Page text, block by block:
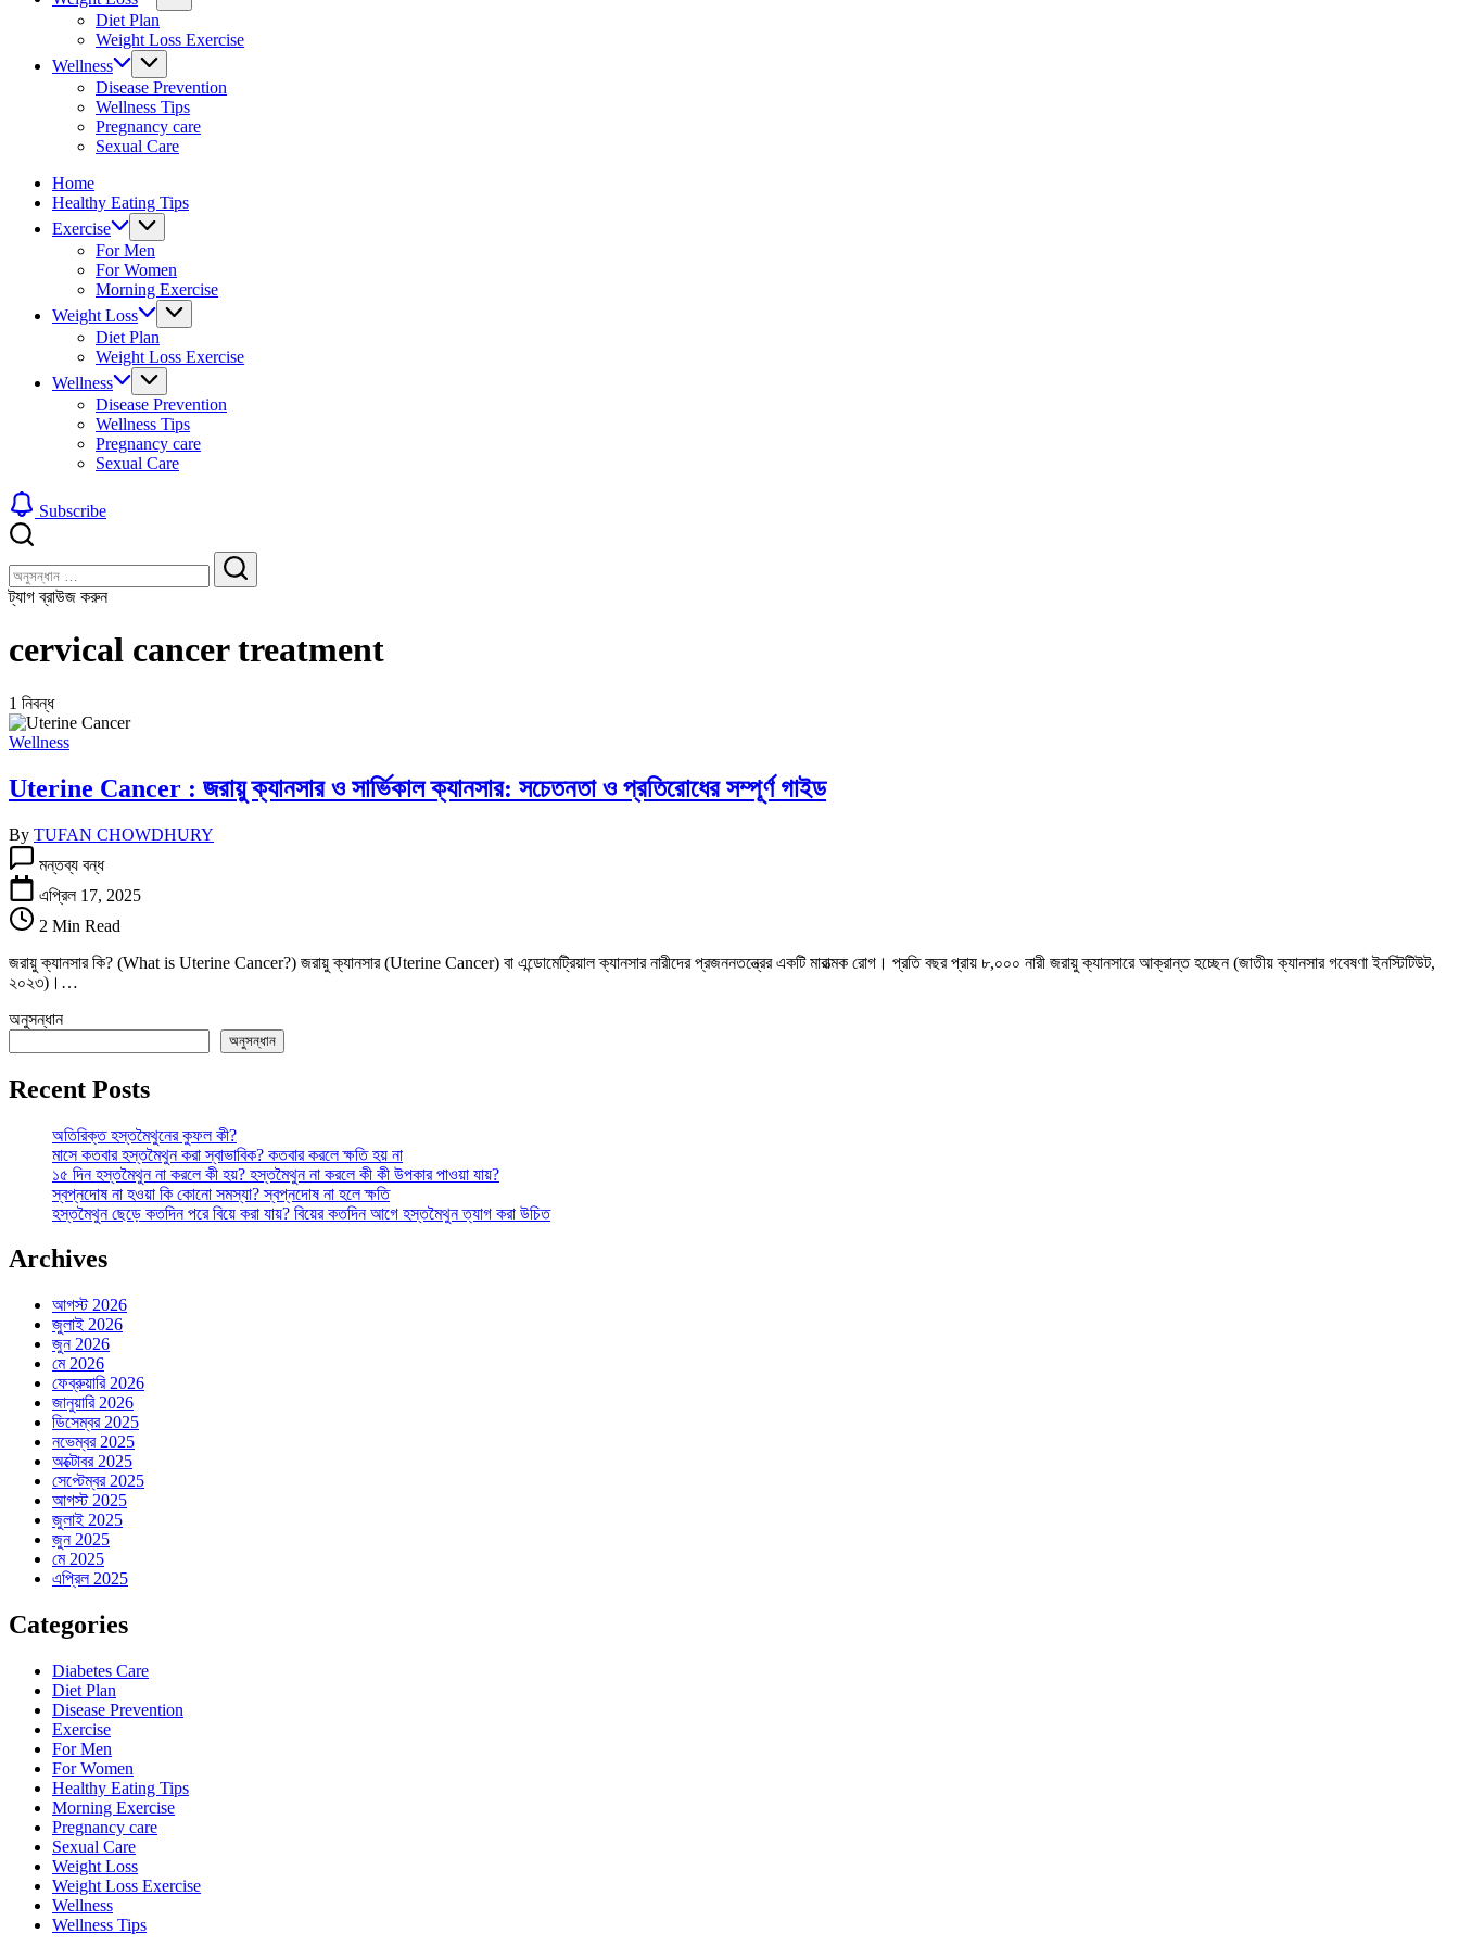
fitness
Diet Plan
Weight Loss Exercise
Wellness
Disease Prevention
Wellness Tips
Pregnancy care
Sexual Care
Home
Healthy Eating Tips
Exercise
For Men
For Women
Morning Exercise
Weight Loss
Diet Plan
Weight Loss Exercise
Wellness
Disease Prevention
Wellness Tips
Pregnancy care
Sexual Care
Subscribe
করুন
খুঁজুন
খুঁজুন
ট্যাগ ব্রাউজ করুন
cervical cancer treatment
1 নিবন্ধ
Wellness
Uterine Cancer : জরায়ু ক্যানসার ও সার্ভিকাল ক্যানসার: সচেতনতা ও প্রতিরোধের সম্পূর্ণ গাইড
By TUFAN CHOWDHURY
Cancer
:
জরায়ু
ক্যানসার
সার্ভিকাল
ক্যানসার:
সচেতনতা
ও
প্রতিরোধের
গাইড
মন্তব্য বন্ধ
এপ্রিল 17, 2025
2 Min Read
জরায়ু ক্যানসার কি? (What is Uterine Cancer?) জরায়ু ক্যানসার (Uterine Cancer) বা এন্ডোমেট্রিয়াল ক্যানসার নারীদের প্রজননতন্ত্রের একটি মারাত্মক রোগ। প্রতি বছর প্রায় ৮,০০০ নারী জরায়ু ক্যানসারে আক্রান্ত হচ্ছেন (জাতীয় ক্যানসার গবেষণা ইনস্টিটিউট,
২০২৩)।…
অনুসন্ধান
অনুসন্ধান
Recent Posts
অতিরিক্ত হস্তমৈথুনের কুফল কী?
মাসে কতবার হস্তমৈথুন করা স্বাভাবিক? কতবার করলে ক্ষতি হয় না
১৫ দিন হস্তমৈথুন না করলে কী হয়? হস্তমৈথুন না করলে কী কী উপকার পাওয়া যায়?
স্বপ্নদোষ না হওয়া কি কোনো সমস্যা? স্বপ্নদোষ না হলে ক্ষতি
হস্তমৈথুন ছেড়ে কতদিন পরে বিয়ে করা যায়? বিয়ের কতদিন আগে হস্তমৈথুন ত্যাগ করা উচিত
Archives
আগস্ট 2026
জুলাই 2026
জুন 2026
মে 2026
ফেব্রুয়ারি 2026
জানুয়ারি 2026
ডিসেম্বর 2025
নভেম্বর 2025
অক্টোবর 2025
সেপ্টেম্বর 2025
আগস্ট 2025
জুলাই 2025
জুন 2025
মে 2025
এপ্রিল 2025
Categories
Diabetes Care
Diet Plan
Disease Prevention
Exercise
For Men
For Women
Healthy Eating Tips
Morning Exercise
Pregnancy care
Sexual Care
Weight Loss
Weight Loss Exercise
Wellness
Wellness Tips